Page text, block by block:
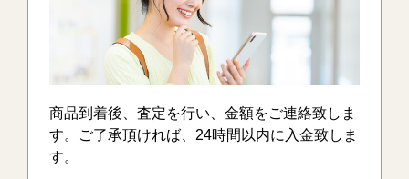
商品到着後、査定を行い、金額をご連絡致しま
す。ご了承頂ければ、24時間以内に入金致しま
す。